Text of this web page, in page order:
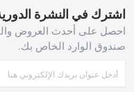
اشترك في النشرة
احصل على أحدث العروض
صندوق الوارد الخاص بك.